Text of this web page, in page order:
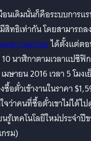
นเดิมนั่นก็คือระบบการแ
ทธิเท่ากัน โดยสามารถล
registerได้ตั้งแต่ต
นาฬิกาตามเวลาแปซิฟิก
ษายน 2016 เวลา 5 โมงเ
อตั๋วเข้างานในราคา
จว่าคนที่ซื้อตั๋วเขาไม่ได้ไ
รู้เทคโนโลยีใหม่ประจำปี
รม)